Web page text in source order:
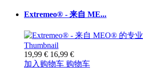
Extremeo® - 来自 ME...
19,99 € 16,99 €
加入购物车 购物车